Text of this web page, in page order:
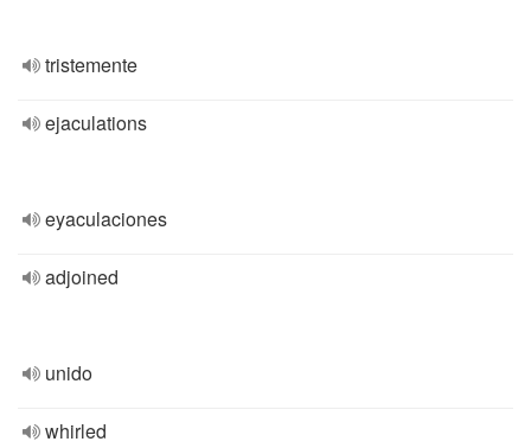
tristemente
ejaculations
eyaculaciones
adjoined
unido
whirled